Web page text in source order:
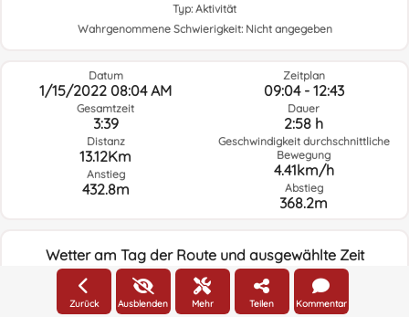
Typ: Aktivität
Wahrgenommene Schwierigkeit: Nicht angegeben
Datum
1/15/2022 08:04 AM
Gesamtzeit
3:39
Distanz
13.12Km
Anstieg
432.8m
Zeitplan
09:04 - 12:43
Dauer
2:58 h
Geschwindigkeit durchschnittliche
Bewegung
4.41km/h
Abstieg
368.2m
Wetter am Tag der Route und ausgewählte Zeit
08:00
Zurück Ausblenden Mehr Teilen Kommentar